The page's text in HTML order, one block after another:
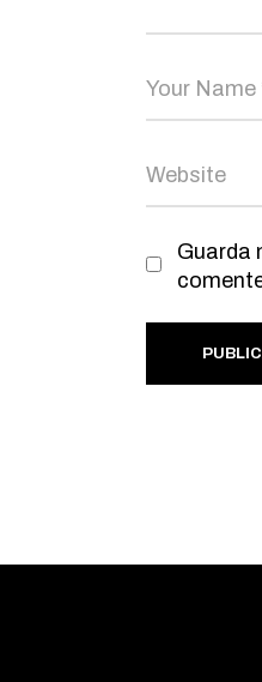
Guarda